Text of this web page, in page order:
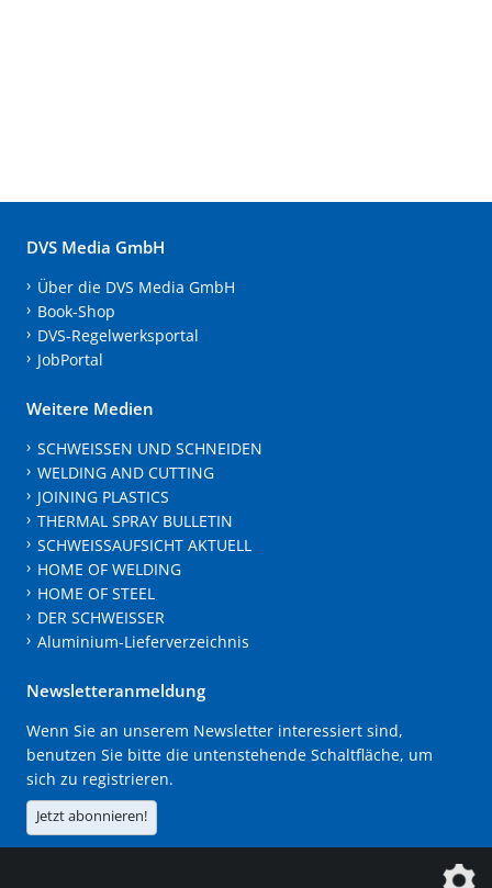
DVS Media GmbH
Über die DVS Media GmbH
Book-Shop
DVS-Regelwerksportal
JobPortal
Weitere Medien
SCHWEISSEN UND SCHNEIDEN
WELDING AND CUTTING
JOINING PLASTICS
THERMAL SPRAY BULLETIN
SCHWEISSAUFSICHT AKTUELL
HOME OF WELDING
HOME OF STEEL
DER SCHWEISSER
Aluminium-Lieferverzeichnis
Newsletteranmeldung
Wenn Sie an unserem Newsletter interessiert sind,
benutzen Sie bitte die untenstehende Schaltfläche, um
sich zu registrieren.
Jetzt abonnieren!